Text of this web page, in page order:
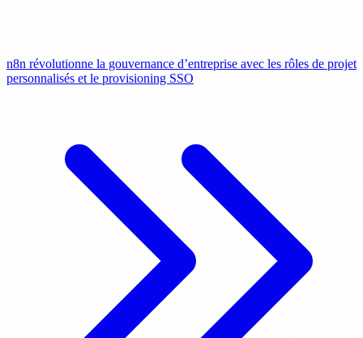
n8n révolutionne la gouvernance d’entreprise avec les rôles de projet
personnalisés et le provisioning SSO